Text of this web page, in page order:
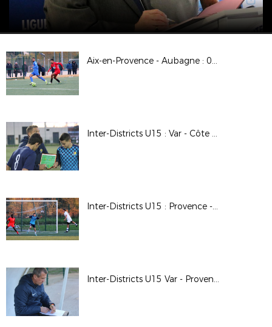
Aix-en-Provence - Aubagne : 0-4 (6ème tour de la Coupe de France)
Inter-Districts U15 : Var - Côte d'Azur 0-0 (Brignoles)
Inter-Districts U15 : Provence - Côte d'Azur 2-1 (Brignoles)
Inter-Districts U15 Var - Provence 0-1 (Brignoles)